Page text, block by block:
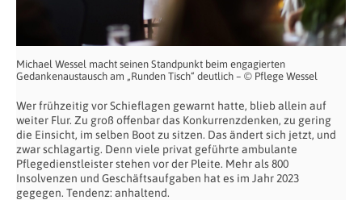
Michael Wessel macht seinen Standpunkt beim engagierten
Gedankenaustausch am „Runden Tisch“ deutlich – © Pflege Wessel
Wer frühzeitig vor Schieflagen gewarnt hatte, blieb allein auf
weiter Flur. Zu groß offenbar das Konkurrenzdenken, zu gering
die Einsicht, im selben Boot zu sitzen. Das ändert sich jetzt, und
zwar schlagartig. Denn viele privat geführte ambulante
Pflegedienstleister stehen vor der Pleite. Mehr als 800
Insolvenzen und Geschäftsaufgaben hat es im Jahr 2023
gegegen. Tendenz: anhaltend.